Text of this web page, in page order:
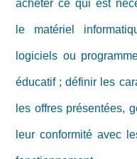
le matériel
logiciels ou
éducatif ; définir les
les offres présentées,
leur conformité avec